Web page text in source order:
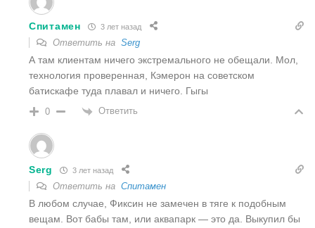
Спитамен 3 лет назад
Ответить на Serg
А там клиентам ничего экстремального не обещали. Мол,
технология проверенная, Кэмерон на советском
батискафе туда плавал и ничего. Гыгы
0 Ответить
Serg 3 лет назад
Ответить на Спитамен
В любом случае, Фиксин не замечен в тяге к подобным
вещам. Вот бабы там, или аквапарк — это да. Выкупил бы